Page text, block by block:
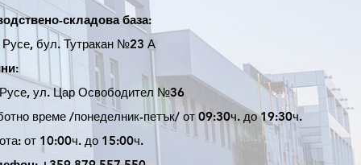
3 години
складова база:
бул. Тутракан №23 А
ул. Цар Освободител №36
време /понеделник-петък/ от 09:30ч. до 19:30ч.
от 10:00ч. до 15:00ч.